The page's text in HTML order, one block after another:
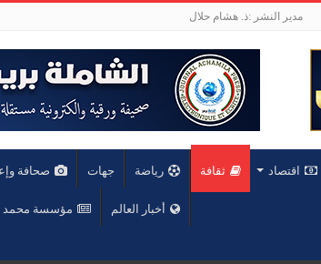
مدير النشر :ذ. هشام حلال
اقتصاد ثقافة رياضة جهات صحافة
أخبار العالم مؤسسة محمد